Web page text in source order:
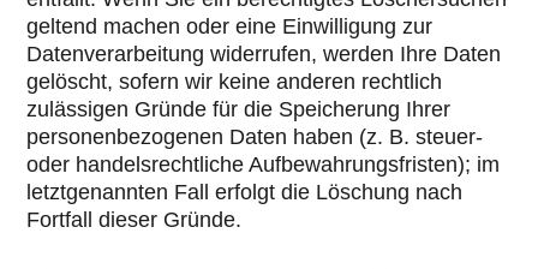
geltend machen oder eine Einwilligung zur
Datenverarbeitung widerrufen, werden Ihre Daten
gelöscht, sofern wir keine anderen rechtlich
zulässigen Gründe für die Speicherung Ihrer
personenbezogenen Daten haben (z. B. steuer-
oder handelsrechtliche Aufbewahrungsfristen); im
letztgenannten Fall erfolgt die Löschung nach
Fortfall dieser Gründe.